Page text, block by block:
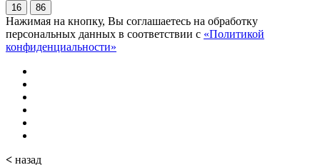
16 86
Нажимая на кнопку, Вы соглашаетесь на обработку
персональных данных в соответствии с «Политикой
конфиденциальности»
< назад